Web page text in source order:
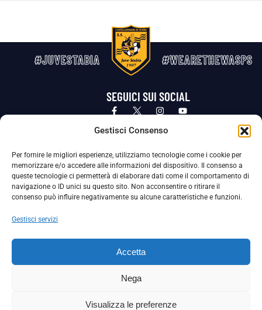
Gestisci Consenso
Per fornire le migliori esperienze, utilizziamo tecnologie come i cookie per
memorizzare e/o accedere alle informazioni del dispositivo. Il consenso a
queste tecnologie ci permetterà di elaborare dati come il comportamento di
navigazione o ID unici su questo sito. Non acconsentire o ritirare il
consenso può influire negativamente su alcune caratteristiche e funzioni.
Gestisci servizi
Accetta
Nega
Visualizza le preferenze
#JUVESTABIA #WEARETHEWASPS
SEGUICI SUI SOCIAL
Privacy Policy Cookie Policy
La Società ha nominato il Responsabile della Protezione dei Dati Personali (DPO), figura specializzata che vigila sulle modalità
adottate dalla nostra Società per tutelare i Suoi dati personali.
Per contattare il DPO può scrivere a
La Società ha inoltre adottato un proprio Codice Etico, consultabile al seguente link:
Scarica il Codice Etico